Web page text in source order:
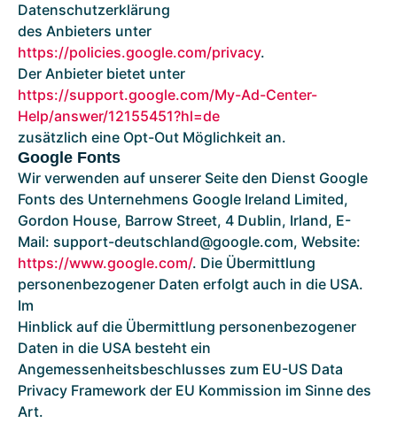
Datenschutzerklärung
des Anbieters unter
https://policies.google.com/privacy.
Der Anbieter bietet unter
https://support.google.com/My-Ad-Center-
Help/answer/12155451?hl=de
zusätzlich eine Opt-Out Möglichkeit an.
Google Fonts
Wir verwenden auf unserer Seite den Dienst Google
Fonts des Unternehmens Google Ireland Limited,
Gordon House, Barrow Street, 4 Dublin, Irland, E-
Mail: support-deutschland@google.com, Website:
https://www.google.com/. Die Übermittlung
personenbezogener Daten erfolgt auch in die USA.
Im
Hinblick auf die Übermittlung personenbezogener
Daten in die USA besteht ein
Angemessenheitsbeschlusses zum EU-US Data
Privacy Framework der EU Kommission im Sinne des
Art.